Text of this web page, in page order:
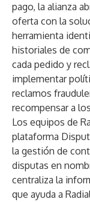
pago, la alianza
oferta con la
herramienta
historiales de
cada pedido y
implementar
reclamos
recompensar a
Los equipos de
plataforma
la gestión de
disputas en
centraliza la
que ayuda a